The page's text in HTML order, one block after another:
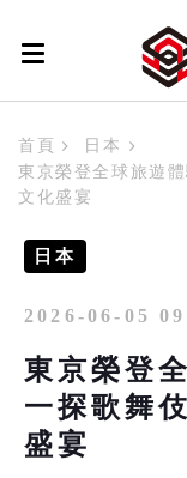
首頁
日本
東京榮登全球旅遊
文化盛宴
日本
2026-06-05
東京榮登
一探歌舞
盛宴